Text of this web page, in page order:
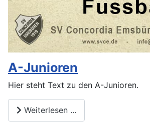
A-Junioren
Hier steht Text zu den A-Junioren.
Weiterlesen ...